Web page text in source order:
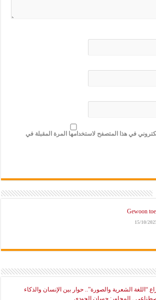
في هذا المتصفح لاستخدامها المرة المقبلة في
Gewoon
15/10/
“اللغة الشعرية والصورة”.. حوار بين الإنسان والذكاء
ـ المحاور: حسان الجودي